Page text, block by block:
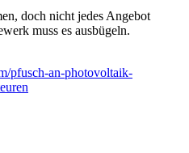
doch nicht jedes Angebot
muss es ausbügeln.
pfusch-an-photovoltaik-